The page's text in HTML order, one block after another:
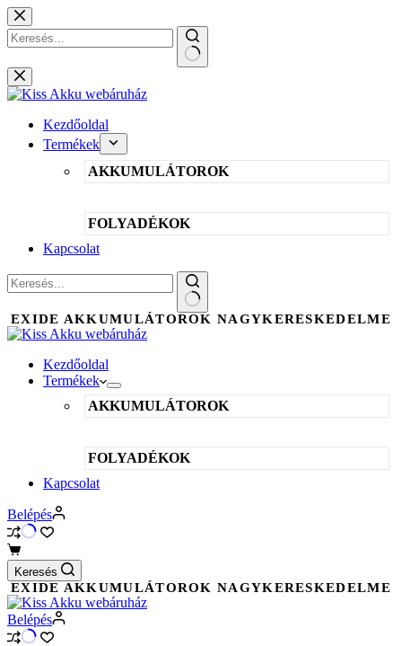
Skip
to
content
No
results
Kezdőoldal
Termékek
AKKUMULÁTOROK
FOLYADÉKOK
Kapcsolat
No
results
EXIDE AKKUMULÁTOROK NAGYKERESKEDELME
Kezdőoldal
Termékek
AKKUMULÁTOROK
FOLYADÉKOK
Kapcsolat
Belépés
Shopping
cartKeresés
EXIDE AKKUMULÁTOROK NAGYKERESKEDELME
Belépés